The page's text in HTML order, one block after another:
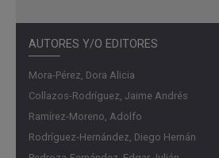
AUTORES Y/O EDITORES
Mora-Pérez, Dora Alicia
Collazos-Rodríguez, Jaime Andrés
Ramírez-Moreno, Adolfo
Rodríguez-Hernández, Diego Hernán